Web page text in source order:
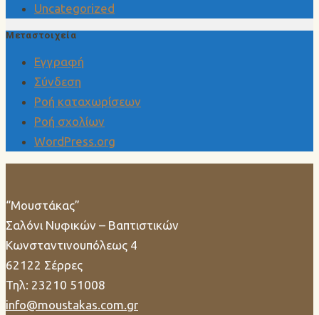
Uncategorized
Μεταστοιχεία
Εγγραφή
Σύνδεση
Ροή καταχωρίσεων
Ροή σχολίων
WordPress.org
“Μουστάκας”
Σαλόνι Νυφικών – Βαπτιστικών
Κωνσταντινουπόλεως 4
62122 Σέρρες
Τηλ: 23210 51008
info@moustakas.com.gr